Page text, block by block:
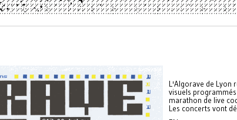
L'Algorave de Lyon
visuels
marathon de live
Les concerts vont